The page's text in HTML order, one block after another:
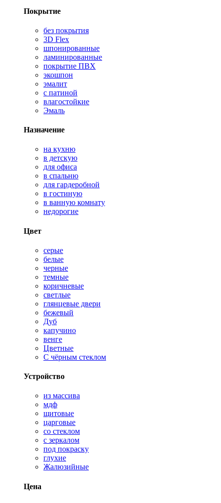
Покрытие
без покрытия
3D Flex
шпонированные
ламинированные
покрытие ПВХ
экошпон
эмалит
с патиной
влагостойкие
Эмаль
Назначение
на кухню
в детскую
для офиса
в спальню
для гардеробной
в гостиную
в ванную комнату
недорогие
Цвет
серые
белые
черные
темные
коричневые
светлые
глянцевые двери
бежевый
Дуб
капучино
венге
Цветные
С чёрным стеклом
Устройство
из массива
мдф
щитовые
царговые
со стеклом
с зеркалом
под покраску
глухие
Жалюзийные
Цена